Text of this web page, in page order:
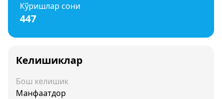
Кўришлар сони
447
Келишиклар
Бош келишик
Манфаатдор